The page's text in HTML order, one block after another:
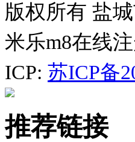
版权所有 盐
米乐m8在线
ICP: 苏ICP备
推荐链接